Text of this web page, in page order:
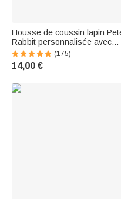
Housse de coussin lapin
Rabbit personnalisée avec
nom Décoration de la chambre
d'enfant Douche de bébé
Cadeau d'anniversaire pour
(175)
14,00 €